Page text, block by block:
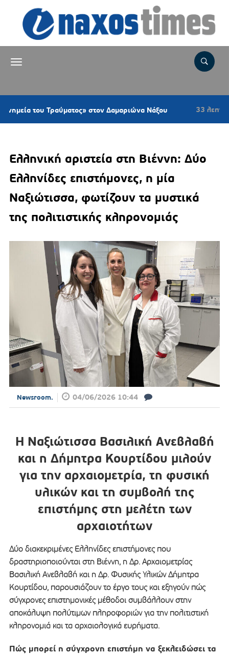
Τραύματος» στον Δαμαριώνα Νάξου 33 λεπτά πριν
Ελληνική αριστεία στη Βιέννη: Δύο
Ελληνίδες επιστήμονες, η μία
Ναξιώτισσα, φωτίζουν τα μυστικά
της πολιτιστικής κληρονομιάς
Newsroom. 04/06/2026 10:44
Η Ναξιώτισσα Βασιλική Ανεβλαβή
και η Δήμητρα Κουρτίδου μιλούν
για την αρχαιομετρία, τη φυσική
υλικών και τη συμβολή της
επιστήμης στη μελέτη των
αρχαιοτήτων
Δύο διακεκριμένες Ελληνίδες επιστήμονες που
δραστηριοποιούνται στη Βιέννη, η Δρ. Αρχαιομετρίας
Βασιλική Ανεβλαβή και η Δρ. Φυσικής Υλικών Δήμητρα
Κουρτίδου, παρουσιάζουν το έργο τους και εξηγούν πώς
σύγχρονες επιστημονικές μέθοδοι συμβάλλουν στην
αποκάλυψη πολύτιμων πληροφοριών για την πολιτιστική
κληρονομιά και τα αρχαιολογικά ευρήματα.
Πώς μπορεί η σύγχρονη επιστήμη να ξεκλειδώσει τα